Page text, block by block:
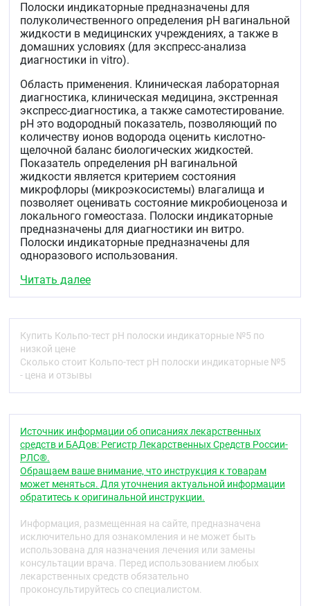
Полоски индикаторные предназначены для
полуколичественного определения рН вагинальной
жидкости в медицинских учреждениях, а также в
домашних условиях (для экспресс-анализа
диагностики in vitro).
Область применения. Клиническая лабораторная
диагностика, клиническая медицина, экстренная
экспресс-диагностика, а также самотестирование.
рН это водородный показатель, позволяющий по
количеству ионов водорода оценить кислотно-
щелочной баланс биологических жидкостей.
Показатель определения рН вагинальной
жидкости является критерием состояния
микрофлоры (микроэкосистемы) влагалища и
позволяет оценивать состояние микробиоценоза и
локального гомеостаза. Полоски индикаторные
предназначены для диагностики ин витро.
Полоски индикаторные предназначены для
одноразового использования.
Диагностическая значимость определения.
вспомогательного метода. В норме pH
вагинальной жидкости находится в пределах 3,7-
4,5 ед. Отклонения рН вагинальной жидкости от
нормальных значений свидетельствует о
нарушениях в микробиоценозе влагалища и/или
трихомонозного вагиноза, цитолитического
вагиноза, аэробного вагинита, кандидозного
вагинита, атрофического вагинита и др., и
используется в качестве вспомогательного метода
для контроля.
Показания
полуколичественного определения pH вагинальной
жидкости в медицинских учреждениях, а также в
домашних условиях (для экспресс-анализа
диагностики in vitro).
Способ применения
Читать далее
Купить Кольпо-тест pН полоски индикаторные №5 по
низкой цене
Сколько стоит Кольпо-тест pН полоски индикаторные №5
- цена и отзывы
Источник информации об описаниях лекарственных
средств и БАДов: Регистр Лекарственных Средств России-
РЛС®.
Обращаем ваше внимание, что инструкция к товарам
может меняться. Для уточнения актуальной информации
обратитесь к оригинальной инструкции.
Информация, размещенная на сайте, предназначена
исключительно для ознакомления и не может быть
использована для назначения лечения или замены
консультации врача. Перед использованием любых
лекарственных средств обязательно
проконсультируйтесь со специалистом.